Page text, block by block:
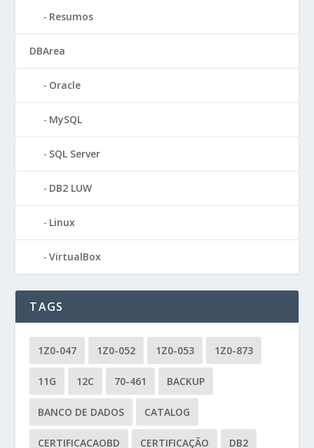
Resumos
DBArea
Oracle
MySQL
SQL Server
DB2 LUW
Linux
VirtualBox
TAGS
1Z0-047 1Z0-052 1Z0-053 1Z0-873
11G 12C 70-461 BACKUP
BANCO DE DADOS CATALOG
CERTIFICACAOBD CERTIFICAÇÃO DB2